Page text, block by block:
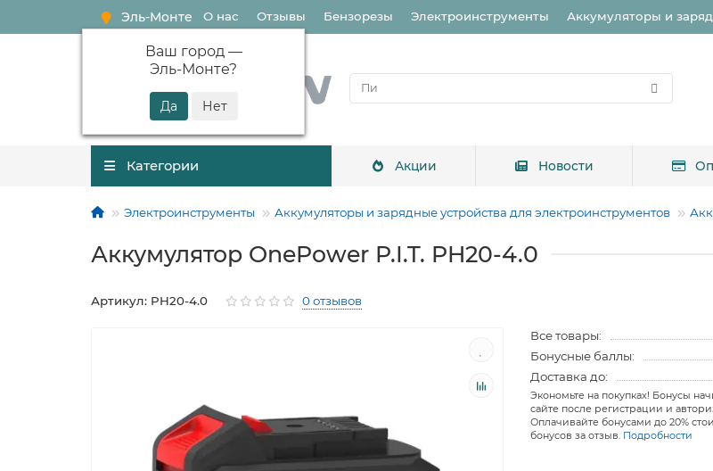
Эль-Монте
Ваш город —
Эль-Монте?
О нас Отзывы Бензорезы Электроинструменты Аккумуляторы и
Категории Акции Новости
Электроинструменты Аккумуляторы и зарядные устройства для электроинструментов
Аккумулятор OnePower P.I.T. PH20-4.0
Артикул: PH20-4.0 0 отзывов
Все товары:
Бонусные баллы:
Доставка до:
Экономьте на покупках! Бонусы
сайте после регистрации и
Оплачивайте бонусами до 20%
бонусов за отзыв. Подробности